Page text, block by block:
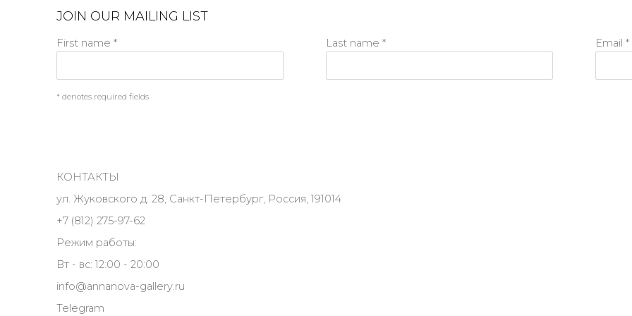
JOIN OUR MAILING LIST
First name * Last name * Email *
* denotes required fields
КОНТАКТЫ
ул. Жуковского д. 28, Санкт-Петербург, Россия, 191014
+7 (812) 275-97-62
Режим работы:
Вт - вс: 12:00 - 20:00
info@annanova-gallery.ru
Telegram